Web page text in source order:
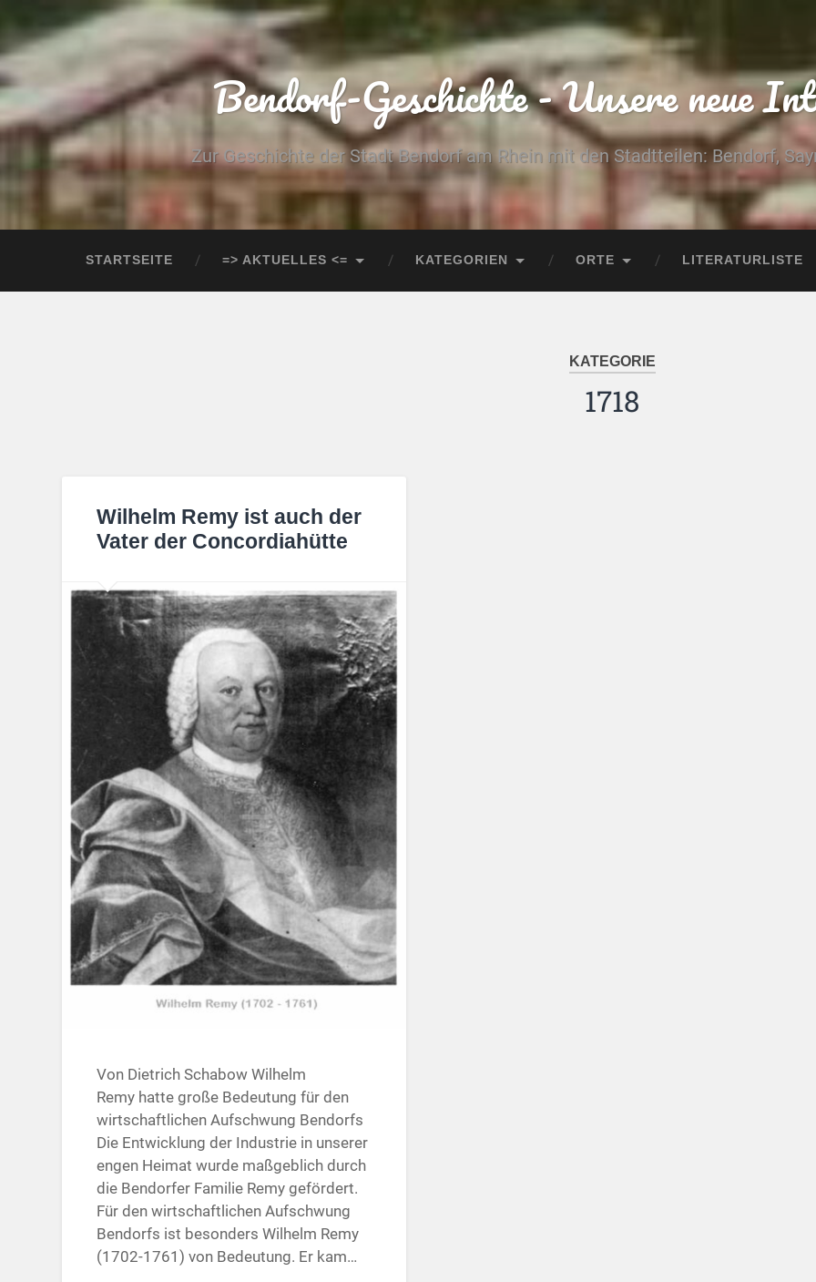
Bendorf-Geschichte - Unsere neue
Zur Geschichte der Stadt Bendorf am Rhein mit den Stadtteilen: Bendorf,
STARTSEITE => AKTUELLES <= KATEGORIEN ORTE LITERATURLISTE
KATEGORIE
1718
Wilhelm Remy ist auch der
Vater der Concordiahütte
Von Dietrich Schabow Wilhelm
Remy hatte große Bedeutung für den
wirtschaftlichen Aufschwung Bendorfs
Die Entwicklung der Industrie in unserer
engen Heimat wurde maßgeblich durch
die Bendorfer Familie Remy gefördert.
Für den wirtschaftlichen Aufschwung
Bendorfs ist besonders Wilhelm Remy
(1702-1761) von Bedeutung. Er kam…